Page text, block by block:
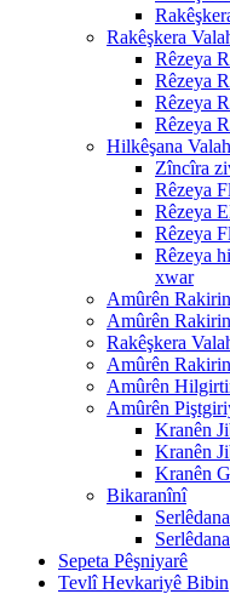
Rakêşkera
Rêzeya
Rêzeya
Rêzeya
Rêzeya
Hilkêşana
Zîncîra
Rêzeya
Rêzeya
Rêzeya
Rêzeya
xwar
Amûrên
Amûrên
Rakêşkera
Amûrên
Amûrên
Amûrên
Kranên
Kranên
Kranên
Bikaranînî
Sepeta Pêşniyarê
Tevlî Hevkariyê Bibin